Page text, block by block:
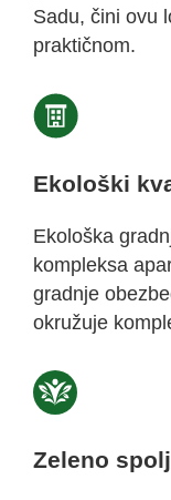
Sadu, čini ovu
praktičnom.
Ekološki
Ekološka
kompleksa
gradnje
okružuje
Zeleno